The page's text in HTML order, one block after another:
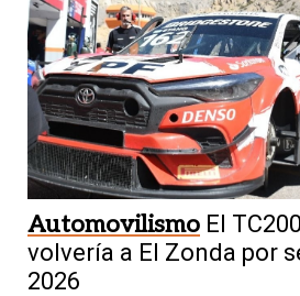
Automovilismo El
volvería a El Zonda por
2026